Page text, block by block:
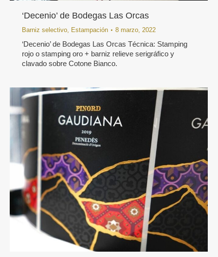
‘Decenio’ de Bodegas Las Orcas
Barniz selectivo Estampación 8 marzo, 2022
‘Decenio’ de Bodegas Las Orcas Técnica: Stamping
rojo o stamping oro + barniz relieve serigráfico y
clavado sobre Cotone Bianco.